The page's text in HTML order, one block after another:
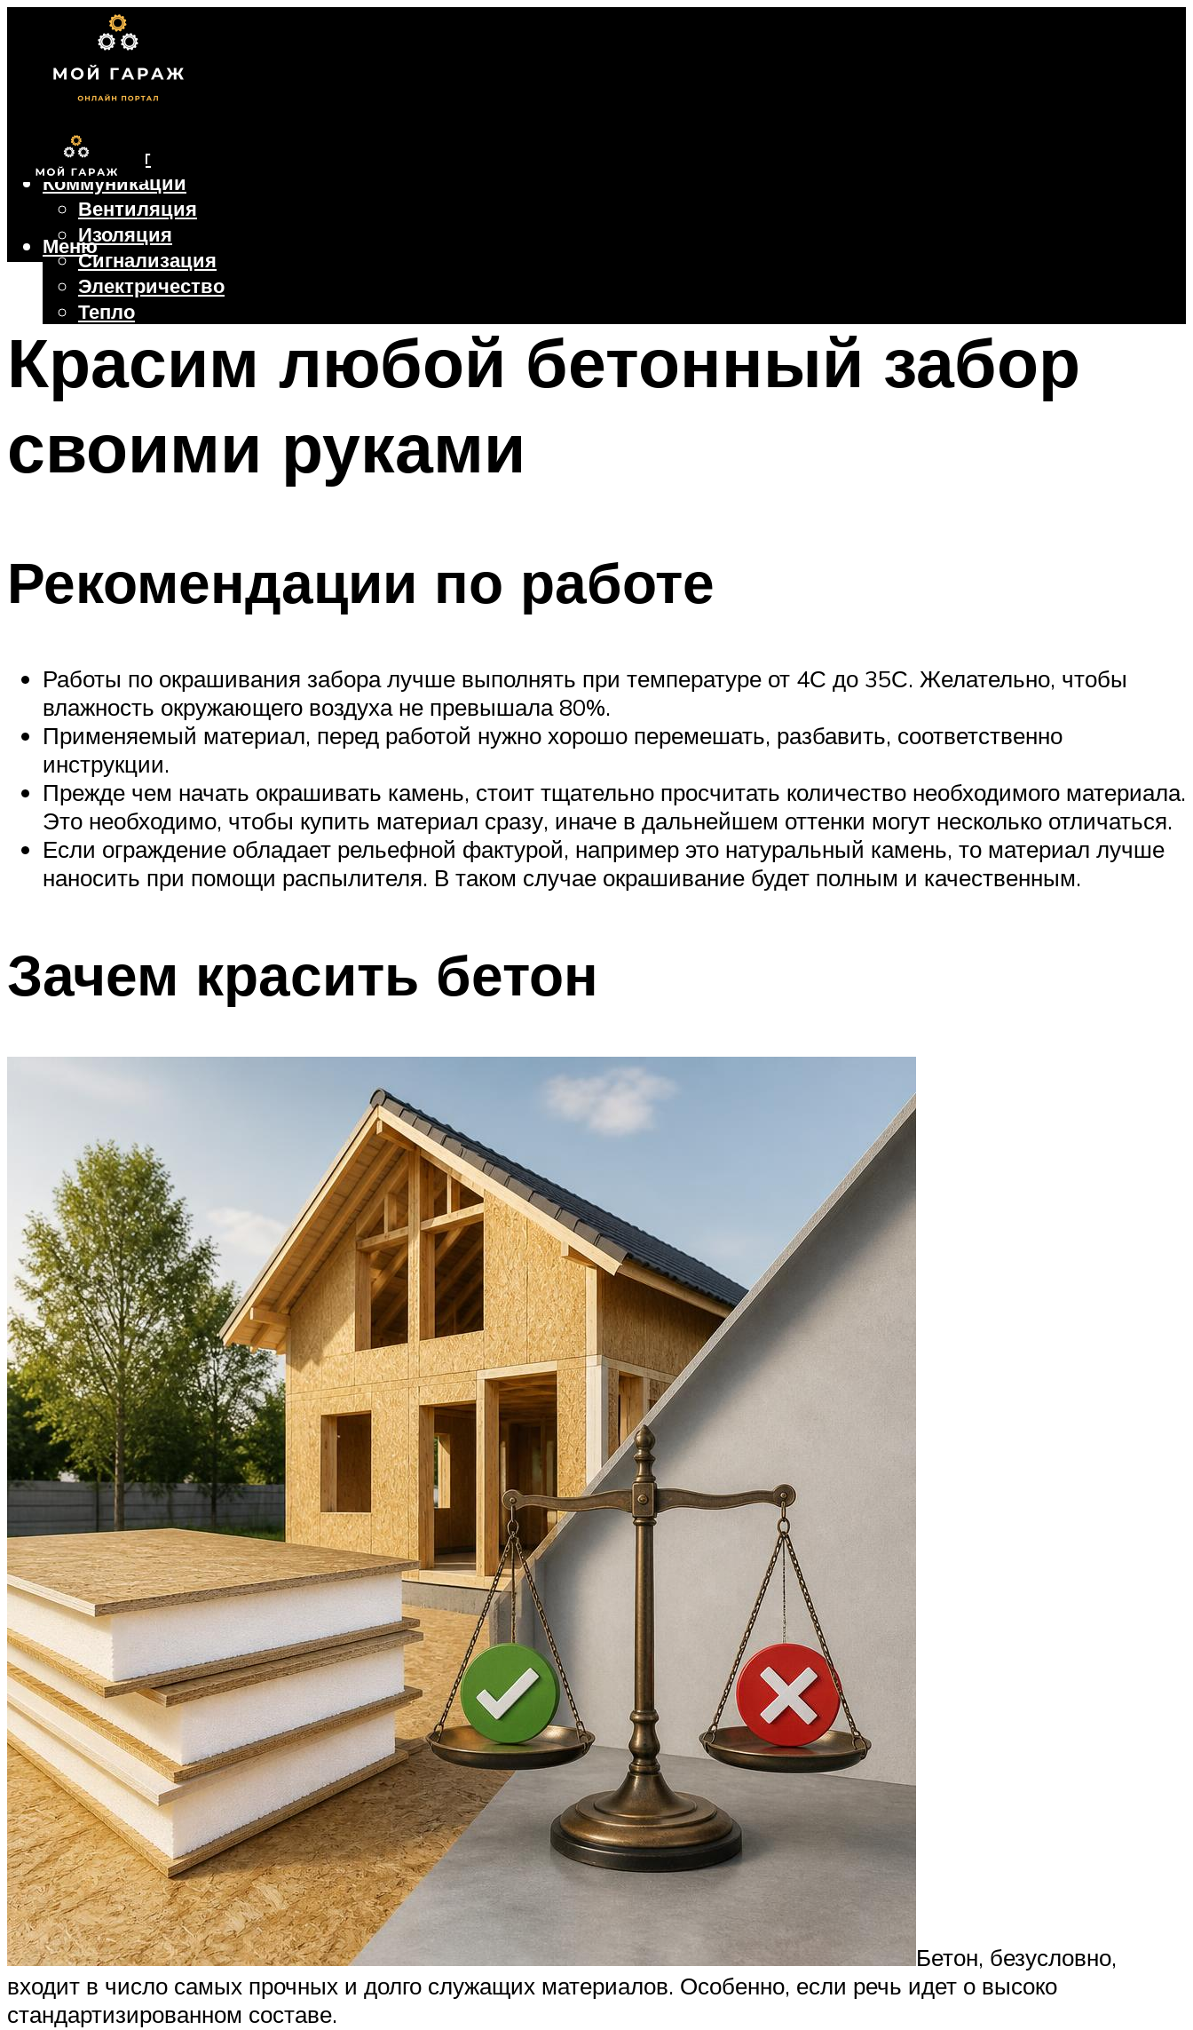
Фундамент
Коммуникации
Вентиляция
Изоляция
Сигнализация
Электричество
Тепло
Крыша
Ворота
Меню
Красим любой бетонный забор
своими руками
Рекомендации по работе
Работы по окрашивания забора лучше выполнять при температуре от 4С до 35С. Желательно, чтобы
влажность окружающего воздуха не превышала 80%.
Применяемый материал, перед работой нужно хорошо перемешать, разбавить, соответственно
инструкции.
Прежде чем начать окрашивать камень, стоит тщательно просчитать количество необходимого материала.
Это необходимо, чтобы купить материал сразу, иначе в дальнейшем оттенки могут несколько отличаться.
Если ограждение обладает рельефной фактурой, например это натуральный камень, то материал лучше
наносить при помощи распылителя. В таком случае окрашивание будет полным и качественным.
Зачем красить бетон
Бетон, безусловно,
входит в число самых прочных и долго служащих материалов. Особенно, если речь идет о высоко
стандартизированном составе.